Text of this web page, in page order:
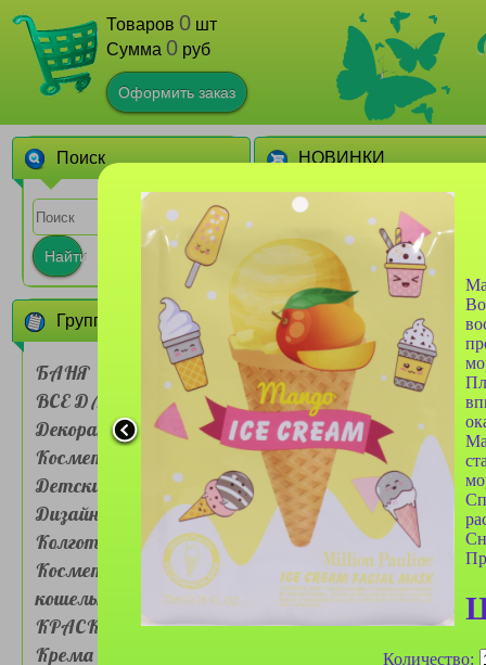
Количество:
Товаров 0 шт
Сумма 0 руб
Оформить заказ
Поиск
Найти
Группы товаров
БАНЯ
ВСЕ ДЛЯ ДОМА
Декоративная
Косметика
Детские товары
Дизайн для ногтей
Колготки, носочки
Косметички, сумочки,
кошельки
КРАСКА ДЛЯ ВОЛОС
Крема для лица и глаз
НОВИНКИ
1
Сумочка для ланч-бокса
Farres №BDH 001 двух
слойная Мультяшные
животные
1